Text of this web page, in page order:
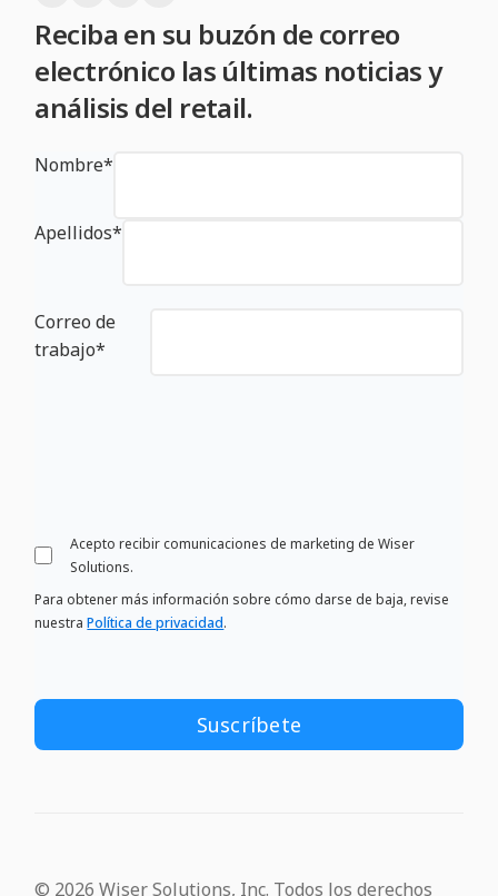
Reciba en su buzón de correo
electrónico las últimas noticias y
análisis del retail.
Nombre*
Apellidos*
Correo de
trabajo*
Acepto recibir comunicaciones de marketing de Wiser
Solutions.
Para obtener más información sobre cómo darse de baja, revise
nuestraPolítica de privacidad.
© 2026 Wiser Solutions, Inc. Todos los derechos